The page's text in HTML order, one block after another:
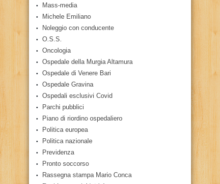
Mass-media
Michele Emiliano
Noleggio con conducente
O.S.S.
Oncologia
Ospedale della Murgia Altamura
Ospedale di Venere Bari
Ospedale Gravina
Ospedali esclusivi Covid
Parchi pubblici
Piano di riordino ospedaliero
Politica europea
Politica nazionale
Previdenza
Pronto soccorso
Rassegna stampa Mario Conca